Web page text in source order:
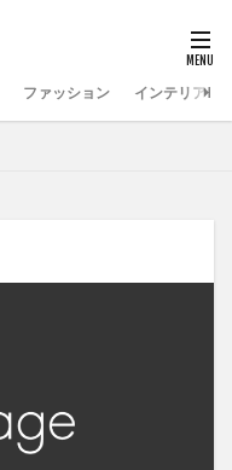
ファッション インテリア